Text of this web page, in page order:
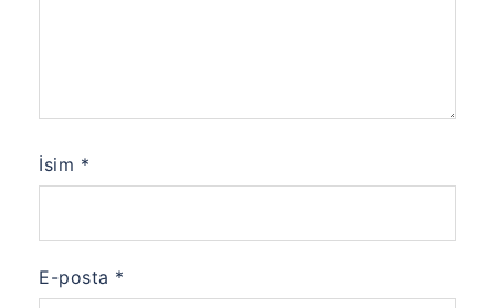
İsim *
E-posta *